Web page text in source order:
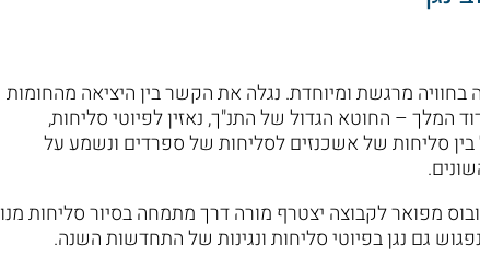
מרגשת ומיוחדת. נגלה את הקשר בין היציאה מהחומות
– החוטא הגדול של התנ"ך, נאזין לפיוטי סליחות,
סליחות של אשכנזים לסליחות של ספרדים ונשמע על
מתל אביב באוטובוס מפואר לקבוצה יצטרף מורה דרך מתמחה בסיור סליחות
גם נגן בפיוטי סליחות ונגינות של התחדשות השנה.